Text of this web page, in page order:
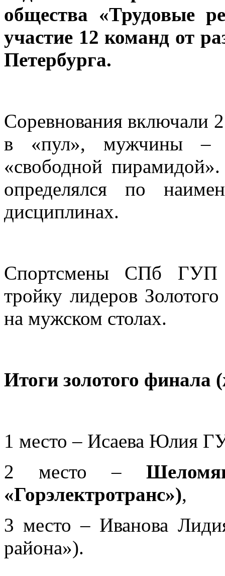
общества «Трудовые
участие 12 команд от
Петербурга.
Соревнования включали
в «пул», мужчины –
«свободной
определялся по
дисциплинах.
Спортсмены СПб ГУП
тройку лидеров
на мужском столах.
Итоги золотого
1 место – Исаева Юлия
2 место –
«Горэлектротранс»),
3 место – Иванова
района»).